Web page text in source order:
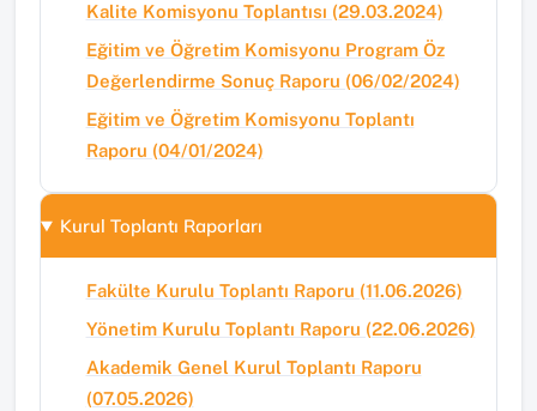
Kalite Komisyonu Toplantısı (29.03.2024)
Eğitim ve Öğretim Komisyonu Program Öz
Değerlendirme Sonuç Raporu (06/02/2024)
Eğitim ve Öğretim Komisyonu Toplantı
Raporu (04/01/2024)
Kurul Toplantı Raporları
Fakülte Kurulu Toplantı Raporu (11.06.2026)
Yönetim Kurulu Toplantı Raporu (22.06.2026)
Akademik Genel Kurul Toplantı Raporu
(07.05.2026)